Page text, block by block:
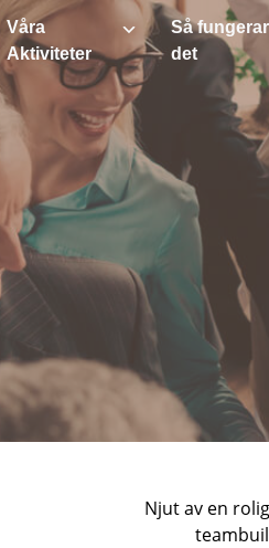
Våra
Aktiviteter
Så fungerar
det
Njut av en